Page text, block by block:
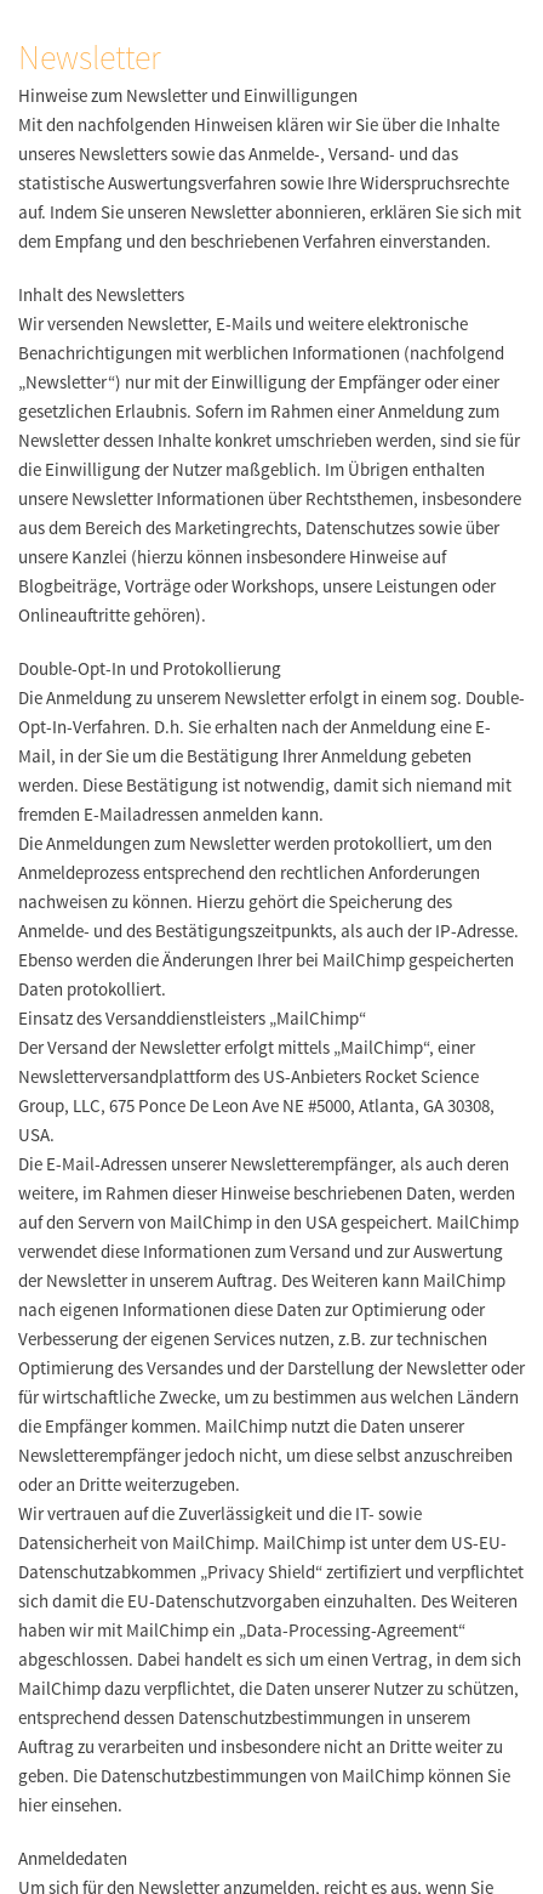
Newsletter
Hinweise zum Newsletter und Einwilligungen
Mit den nachfolgenden Hinweisen klären wir Sie über die Inhalte
unseres Newsletters sowie das Anmelde-, Versand- und das
statistische Auswertungsverfahren sowie Ihre Widerspruchsrechte
auf. Indem Sie unseren Newsletter abonnieren, erklären Sie sich mit
dem Empfang und den beschriebenen Verfahren einverstanden.
Inhalt des Newsletters
Wir versenden Newsletter, E-Mails und weitere elektronische
Benachrichtigungen mit werblichen Informationen (nachfolgend
„Newsletter“) nur mit der Einwilligung der Empfänger oder einer
gesetzlichen Erlaubnis. Sofern im Rahmen einer Anmeldung zum
Newsletter dessen Inhalte konkret umschrieben werden, sind sie für
die Einwilligung der Nutzer maßgeblich. Im Übrigen enthalten
unsere Newsletter Informationen über Rechtsthemen, insbesondere
aus dem Bereich des Marketingrechts, Datenschutzes sowie über
unsere Kanzlei (hierzu können insbesondere Hinweise auf
Blogbeiträge, Vorträge oder Workshops, unsere Leistungen oder
Onlineauftritte gehören).
Double-Opt-In und Protokollierung
Die Anmeldung zu unserem Newsletter erfolgt in einem sog. Double-
Opt-In-Verfahren. D.h. Sie erhalten nach der Anmeldung eine E-
Mail, in der Sie um die Bestätigung Ihrer Anmeldung gebeten
werden. Diese Bestätigung ist notwendig, damit sich niemand mit
fremden E-Mailadressen anmelden kann.
Die Anmeldungen zum Newsletter werden protokolliert, um den
Anmeldeprozess entsprechend den rechtlichen Anforderungen
nachweisen zu können. Hierzu gehört die Speicherung des
Anmelde- und des Bestätigungszeitpunkts, als auch der IP-Adresse.
Ebenso werden die Änderungen Ihrer bei MailChimp gespeicherten
Daten protokolliert.
Einsatz des Versanddienstleisters „MailChimp“
Der Versand der Newsletter erfolgt mittels „MailChimp“, einer
Newsletterversandplattform des US-Anbieters Rocket Science
Group, LLC, 675 Ponce De Leon Ave NE #5000, Atlanta, GA 30308,
USA.
Die E-Mail-Adressen unserer Newsletterempfänger, als auch deren
weitere, im Rahmen dieser Hinweise beschriebenen Daten, werden
auf den Servern von MailChimp in den USA gespeichert. MailChimp
verwendet diese Informationen zum Versand und zur Auswertung
der Newsletter in unserem Auftrag. Des Weiteren kann MailChimp
nach eigenen Informationen diese Daten zur Optimierung oder
Verbesserung der eigenen Services nutzen, z.B. zur technischen
Optimierung des Versandes und der Darstellung der Newsletter oder
für wirtschaftliche Zwecke, um zu bestimmen aus welchen Ländern
die Empfänger kommen. MailChimp nutzt die Daten unserer
Newsletterempfänger jedoch nicht, um diese selbst anzuschreiben
oder an Dritte weiterzugeben.
Wir vertrauen auf die Zuverlässigkeit und die IT- sowie
Datensicherheit von MailChimp. MailChimp ist unter dem US-EU-
Datenschutzabkommen „Privacy Shield“ zertifiziert und verpflichtet
sich damit die EU-Datenschutzvorgaben einzuhalten. Des Weiteren
haben wir mit MailChimp ein „Data-Processing-Agreement“
abgeschlossen. Dabei handelt es sich um einen Vertrag, in dem sich
MailChimp dazu verpflichtet, die Daten unserer Nutzer zu schützen,
entsprechend dessen Datenschutzbestimmungen in unserem
Auftrag zu verarbeiten und insbesondere nicht an Dritte weiter zu
geben. Die Datenschutzbestimmungen von MailChimp können Sie
hier einsehen.
Anmeldedaten
Um sich für den Newsletter anzumelden, reicht es aus, wenn Sie